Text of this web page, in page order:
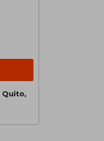
Quito,